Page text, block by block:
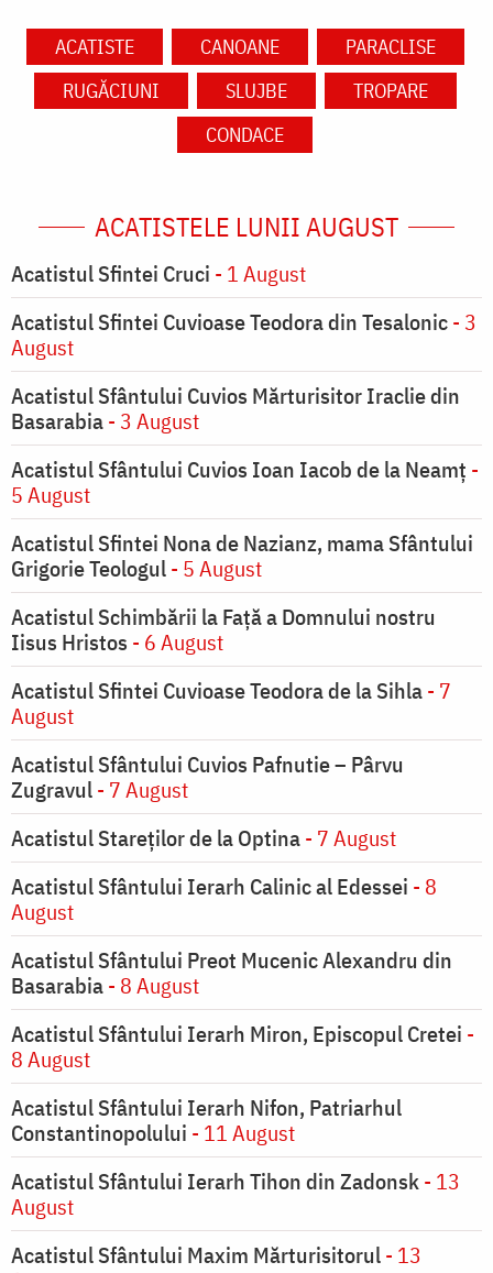
ACATISTE CANOANE
PARACLISE
RUGĂCIUNI
SLUJBE
TROPARE
CONDACE
ACATISTELE LUNII AUGUST
Acatistul Sfintei Cruci - 1 August
Acatistul Sfintei Cuvioase Teodora din Tesalonic- 3
August
Acatistul Sfântului Cuvios Mărturisitor Iraclie din
Basarabia- 3 August
Acatistul Sfântului Cuvios Ioan Iacob de la Neamț -
5 August
Acatistul Sfintei Nona de Nazianz, mama Sfântului
Grigorie Teologul- 5 August
Acatistul Schimbării la Faţă a Domnului nostru
Iisus Hristos - 6 August
Acatistul Sfintei Cuvioase Teodora de la Sihla- 7
August
Acatistul Sfântului Cuvios Pafnutie – Pârvu
Zugravul- 7 August
Acatistul Stareţilor de la Optina- 7 August
Acatistul Sfântului Ierarh Calinic al Edessei - 8
August
Acatistul Sfântului Preot Mucenic Alexandru din
Basarabia- 8 August
Acatistul Sfântului Ierarh Miron, Episcopul Cretei -
8 August
Acatistul Sfântului Ierarh Nifon, Patriarhul
Constantinopolului - 11 August
Acatistul Sfântului Ierarh Tihon din Zadonsk- 13
August
Acatistul Sfântului Maxim Mărturisitorul- 13